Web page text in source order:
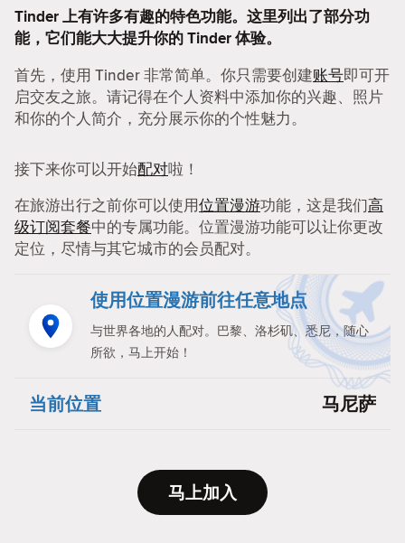
Tinder 上有许多有趣的特色功能。这里列出了部分功
能，它们能大大提升你的 Tinder 体验。
首先，使用 Tinder 非常简单。你只需要创建账号即可开
启交友之旅。请记得在个人资料中添加你的兴趣、照片
和你的个人简介，充分展示你的个性魅力。
接下来你可以开始配对啦！
在旅游出行之前你可以使用位置漫游功能，这是我们高
级订阅套餐中的专属功能。位置漫游功能可以让你更改
定位，尽情与其它城市的会员配对。
使用位置漫游前往任意地点
与世界各地的人配对。巴黎、洛杉矶、悉尼，随心
所欲，马上开始！
当前位置 马尼萨
马上加入